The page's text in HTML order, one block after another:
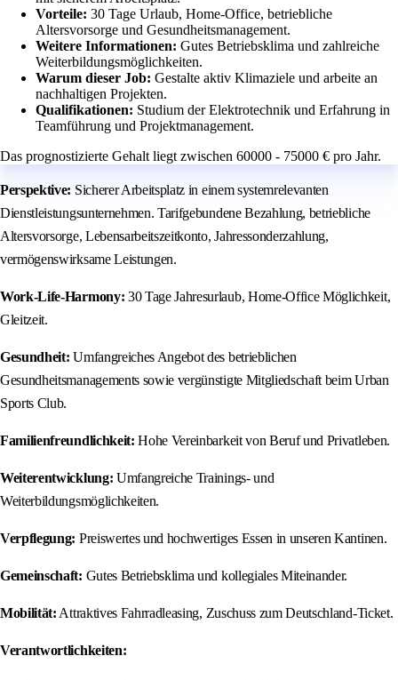
Vorteile: 30 Tage Urlaub, Home-Office, betriebliche
Altersvorsorge und Gesundheitsmanagement.
Weitere Informationen: Gutes Betriebsklima und zahlreiche
Weiterbildungsmöglichkeiten.
Warum dieser Job: Gestalte aktiv Klimaziele und arbeite an
nachhaltigen Projekten.
Qualifikationen: Studium der Elektrotechnik und Erfahrung in
Teamführung und Projektmanagement.
Das prognostizierte Gehalt liegt zwischen 60000 - 75000 € pro Jahr.
Perspektive: Sicherer Arbeitsplatz in einem systemrelevanten
Dienstleistungsunternehmen. Tarifgebundene Bezahlung, betriebliche
Altersvorsorge, Lebensarbeitszeitkonto, Jahressonderzahlung,
vermögenswirksame Leistungen.
Work-Life-Harmony: 30 Tage Jahresurlaub, Home-Office Möglichkeit,
Gleitzeit.
Gesundheit: Umfangreiches Angebot des betrieblichen
Gesundheitsmanagements sowie vergünstigte Mitgliedschaft beim Urban
Sports Club.
Familienfreundlichkeit: Hohe Vereinbarkeit von Beruf und Privatleben.
Weiterentwicklung: Umfangreiche Trainings- und
Weiterbildungsmöglichkeiten.
Verpflegung: Preiswertes und hochwertiges Essen in unseren Kantinen.
Gemeinschaft: Gutes Betriebsklima und kollegiales Miteinander.
Mobilität: Attraktives Fahrradleasing, Zuschuss zum Deutschland-Ticket.
Verantwortlichkeiten: